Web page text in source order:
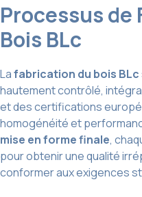
Processus de
Bois BLc
Lafabrication du bois BLc
hautement contrôlé,
et des certifications
homogénéité et
mise en forme finale,
pour obtenir une qualité
conformer aux exigences